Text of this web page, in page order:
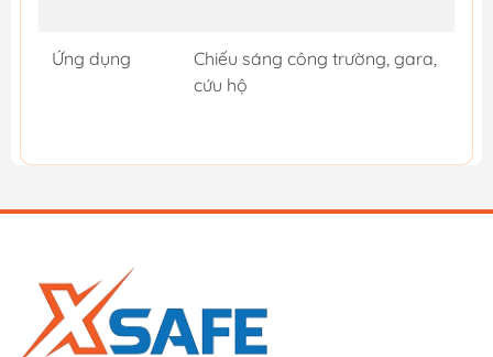
Ứng dụng
Chiếu sáng công trường, gara,
cứu hộ